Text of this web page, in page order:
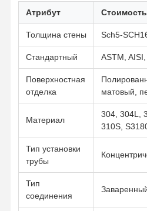
Главная
Страница
Продукция
Атрибут Стоимость
Толщина стены Sch5-
Стандартный ASTM,
Поверхностная
отделка
матовый,
Материал
304, 304L,
310S,
Тип установки
трубы
Тип
соединения